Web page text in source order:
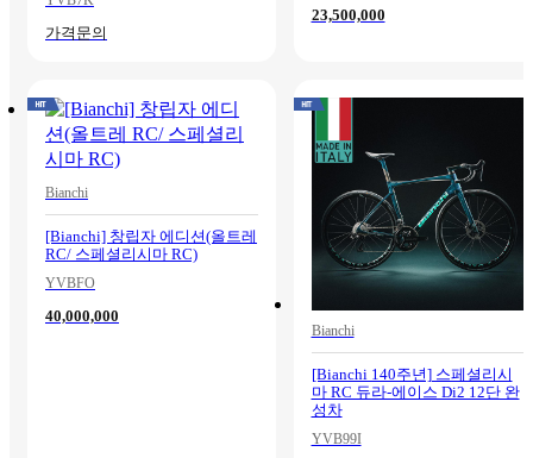
가격문의
23,500,000
Bianchi
[Bianchi] 창립자 에디션(올트레
RC/ 스페셜리시마 RC)
YVBFO
40,000,000
Bianchi
[Bianchi 140주년] 스페셜리시
마 RC 듀라-에이스 Di2 12단 완
성차
YVB99I